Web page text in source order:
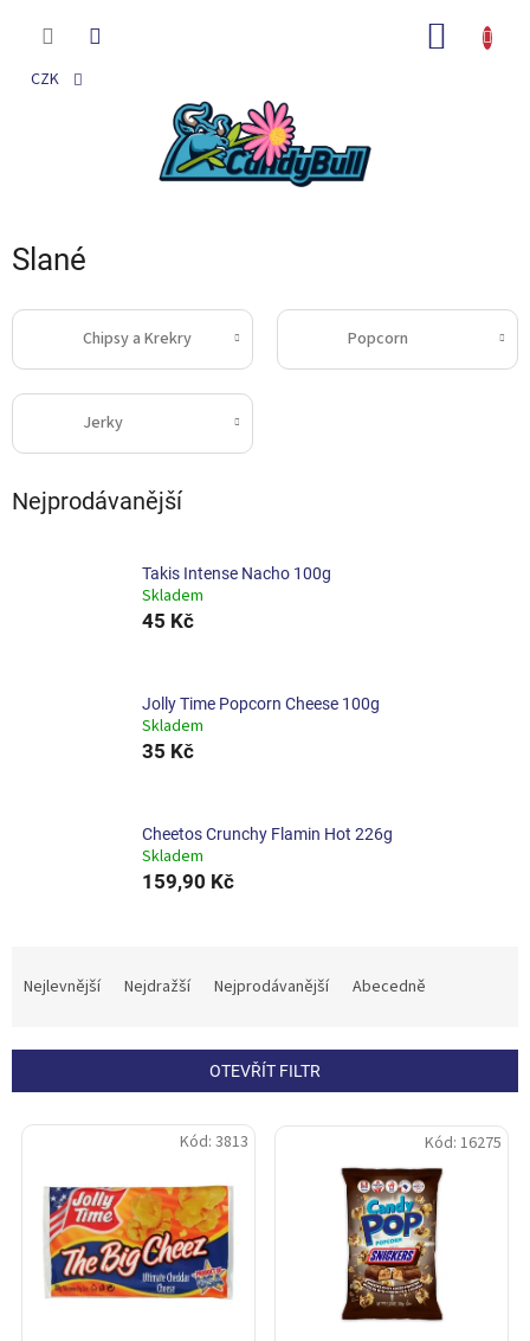
CZK
Slané
Chipsy a Krekry Popcorn
Jerky
Nejprodávanější
Takis Intense Nacho 100g
Skladem
45 Kč
Jolly Time Popcorn Cheese 100g
Skladem
35 Kč
Cheetos Crunchy Flamin Hot 226g
Skladem
159,90 Kč
í
Nejlevnější Nejdražší Nejprodávanější Abecedně
OTEVŘÍT FILTR
V
Kód: 3813 Kód: 16275